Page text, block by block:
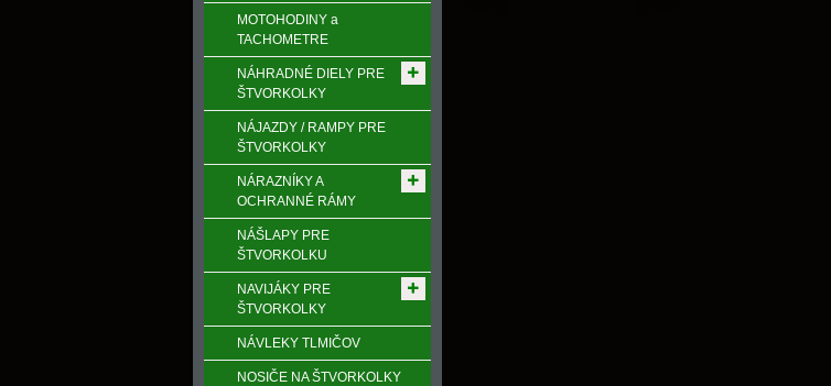
MOTOHODINY a
TACHOMETRE
NÁHRADNÉ DIELY PRE
ŠTVORKOLKY
NÁJAZDY / RAMPY PRE
ŠTVORKOLKY
NÁRAZNÍKY A
OCHRANNÉ RÁMY
NÁŠLAPY PRE
ŠTVORKOLKU
NAVIJÁKY PRE
ŠTVORKOLKY
NÁVLEKY TLMIČOV
NOSIČE NA ŠTVORKOLKY